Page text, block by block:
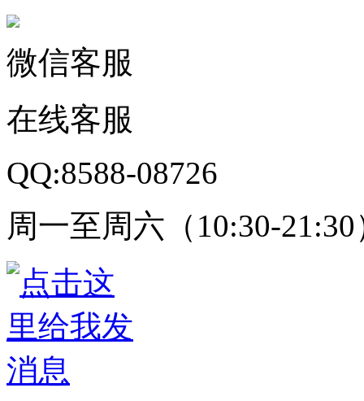
微信客服
在线客服
QQ:8588-08726
周一至周六（10:30-21:30